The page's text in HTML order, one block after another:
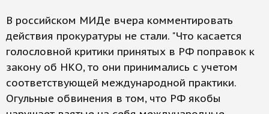
В российском МИДе вчера комментировать
действия прокуратуры не стали. "Что касается
голословной критики принятых в РФ поправок к
закону об НКО, то они принимались с учетом
соответствующей международной практики.
Огульные обвинения в том, что РФ якобы